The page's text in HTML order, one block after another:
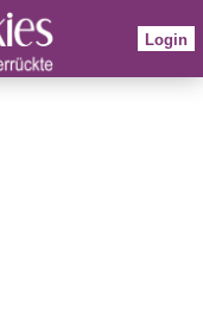
Login